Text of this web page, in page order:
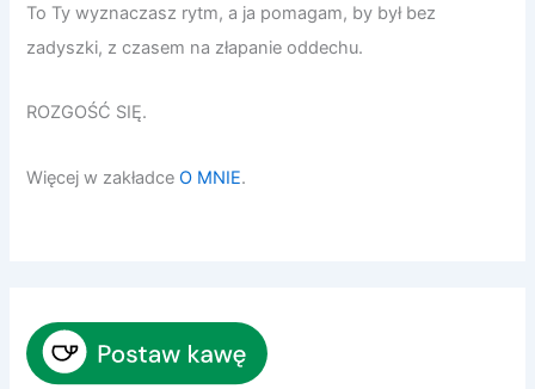
To Ty wyznaczasz rytm, a ja pomagam, by był bez
zadyszki, z czasem na złapanie oddechu.
ROZGOŚĆ SIĘ.
Więcej w zakładceO MNIE.